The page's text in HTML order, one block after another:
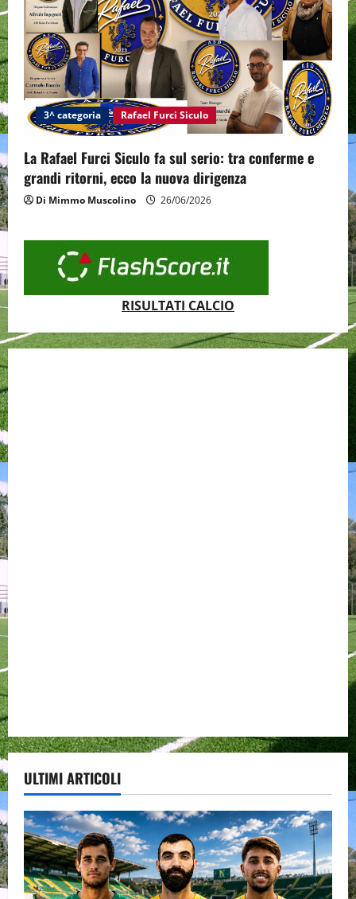
3^ categoria Rafael Furci Siculo
La Rafael Furci Siculo fa sul serio: tra conferme e
grandi ritorni, ecco la nuova dirigenza
Di Mimmo Muscolino 26/06/2026
RISULTATI CALCIO
ULTIMI ARTICOLI